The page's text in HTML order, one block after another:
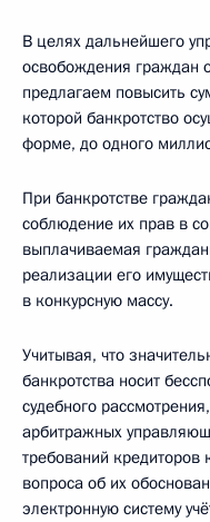
В целях дальнейшего
освобождения граждан
предлагаем повысить
которой банкротство
форме, до одного
При банкротстве
соблюдение их прав в
выплачиваемая
реализации его
в конкурсную массу.
Учитывая, что
банкротства носит
судебного
арбитражных
требований
вопроса об их
электронную систему